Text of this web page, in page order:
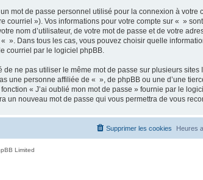
mot de passe personnel utilisé pour la connexion à votre
»). Vos informations pour votre compte sur « »
nom d’utilisateur, de votre mot de passe et de votre
». Dans tous les cas, vous pouvez choisir quelle
courriel par le logiciel phpBB.
ne pas utiliser le même mot de passe sur plusieurs sites
une personne affiliée de « », de phpBB ou une d’une
« J’ai oublié mon mot de passe » fournie par le
un nouveau mot de passe qui vous permettra de vous
Heures
Supprimer les cookies
Limited